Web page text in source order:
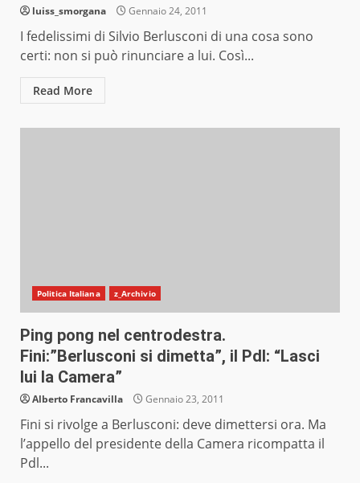
luiss_smorgana Gennaio 24, 2011
I fedelissimi di Silvio Berlusconi di una cosa sono
certi: non si può rinunciare a lui. Così...
Read More
Politica Italiana z_Archivio
Ping pong nel centrodestra.
Fini:”Berlusconi si dimetta”, il Pdl: “Lasci
lui la Camera”
Alberto Francavilla Gennaio 23, 2011
Fini si rivolge a Berlusconi: deve dimettersi ora. Ma
l’appello del presidente della Camera ricompatta il
Pdl...